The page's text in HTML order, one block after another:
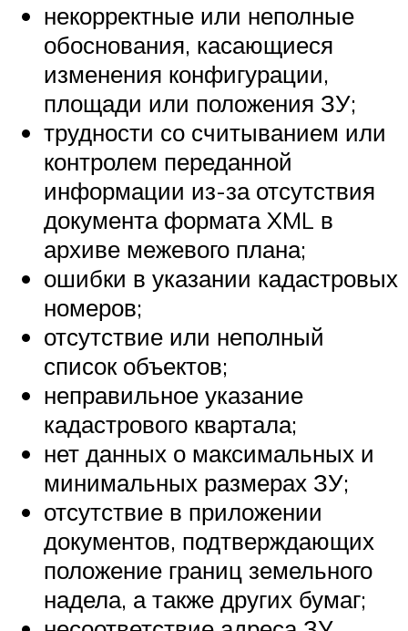
некорректные или неполные
обоснования, касающиеся
изменения конфигурации,
площади или положения ЗУ;
трудности со считыванием или
контролем переданной
информации из-за отсутствия
документа формата XML в
архиве межевого плана;
ошибки в указании кадастровых
номеров;
отсутствие или неполный
список объектов;
неправильное указание
кадастрового квартала;
нет данных о максимальных и
минимальных размерах ЗУ;
отсутствие в приложении
документов, подтверждающих
положение границ земельного
надела, а также других бумаг;